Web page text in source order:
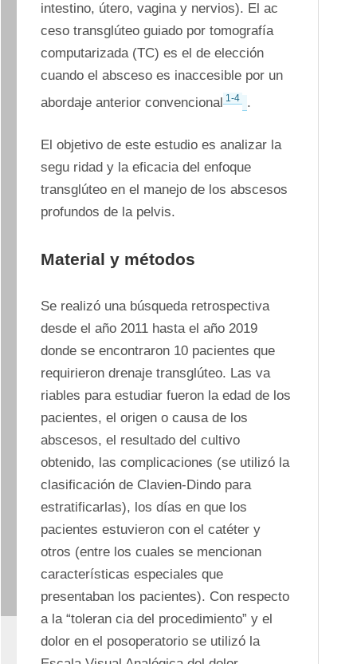
intestino, útero, vagina y nervios). El ac
ceso transglúteo guiado por tomografía
computarizada (TC) es el de elección
cuando el absceso es inaccesible por un
abordaje anterior convencional 1-4 .
El objetivo de este estudio es analizar la
segu ridad y la eficacia del enfoque
transglúteo en el manejo de los abscesos
profundos de la pelvis.
Material y métodos
Se realizó una búsqueda retrospectiva
desde el año 2011 hasta el año 2019
donde se encontraron 10 pacientes que
requirieron drenaje transglúteo. Las va
riables para estudiar fueron la edad de los
pacientes, el origen o causa de los
abscesos, el resultado del cultivo
obtenido, las complicaciones (se utilizó la
clasificación de Clavien-Dindo para
estratificarlas), los días en que los
pacientes estuvieron con el catéter y
otros (entre los cuales se mencionan
características especiales que
presentaban los pacientes). Con respecto
a la “toleran cia del procedimiento” y el
dolor en el posoperatorio se utilizó la